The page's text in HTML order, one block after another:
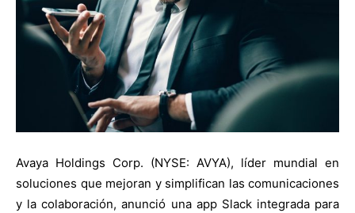
Avaya Holdings Corp. (NYSE: AVYA), líder mundial en
soluciones que mejoran y simplifican las comunicaciones
y la colaboración, anunció una app Slack integrada para